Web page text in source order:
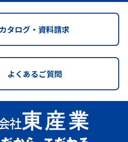
カタログ・資料請求
よくあるご質問